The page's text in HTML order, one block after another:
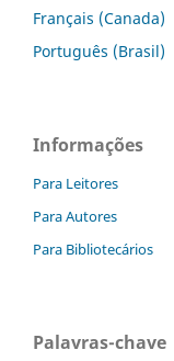
Français (Canada)
Português (Brasil)
Informações
Para Leitores
Para Autores
Para Bibliotecários
Palavras-chave